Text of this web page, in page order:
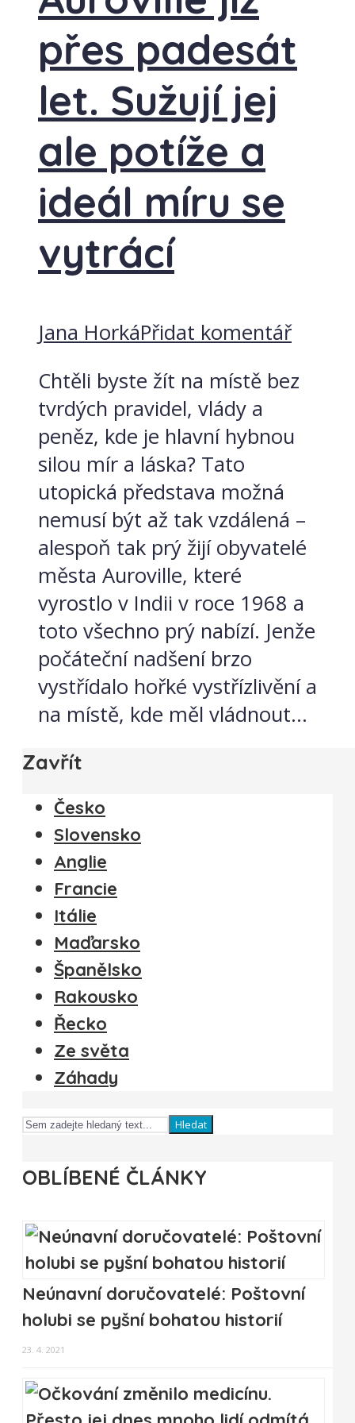
přes padesát
let. Sužují jej
ale potíže a
ideál míru se
vytrácí
Jana HorkáPřidat komentář
Chtěli byste žít na místě bez
tvrdých pravidel, vlády a
peněz, kde je hlavní hybnou
silou mír a láska? Tato
utopická představa možná
nemusí být až tak vzdálená –
alespoň tak prý žijí obyvatelé
města Auroville, které
vyrostlo v Indii v roce 1968 a
toto všechno prý nabízí. Jenže
počáteční nadšení brzo
vystřídalo hořké vystřízlivění a
na místě, kde měl vládnout...
Zavřít
Česko
Slovensko
Anglie
Francie
Itálie
Maďarsko
Španělsko
Rakousko
Řecko
Ze světa
Záhady
Hledat
OBLÍBENÉ ČLÁNKY
Neúnavní doručovatelé: Poštovní
holubi se pyšní bohatou historií
23. 4. 2021